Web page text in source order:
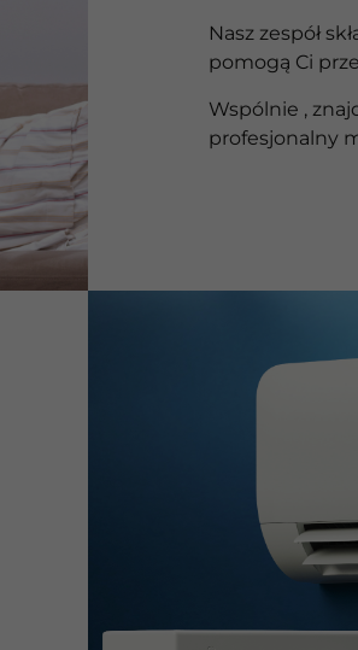
Nasz zespół
pomogą Ci
Wspólnie ,
profesjonalny